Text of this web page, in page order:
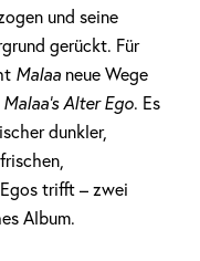
und seine
gerückt. Für
Malaa neue Wege
Malaa’s Alter Ego. Es
dunkler,
trifft – zwei
Album.